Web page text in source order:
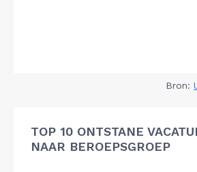
Bron:
TOP 10 ONTSTANE
NAAR BEROEPSGROEP